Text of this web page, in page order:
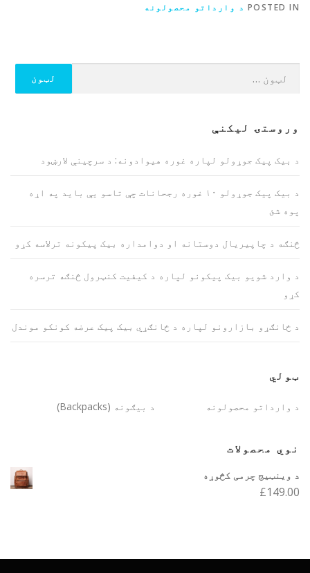
POSTED IN د وارداتو محصولونه
وروستۍ ليکنې
د بیک پیک جوړولو لپاره غوره هیوادونه: د سرچینې لارښود
د بیک پیک جوړولو ۱۰ غوره رجحانات چې تاسو یې باید په اړه
پوه شئ
څنګه د چاپیریال دوستانه او دوامداره بیک پیکونه ترلاسه کړو
د وارد شویو بیک پیکونو لپاره د کیفیت کنټرول څنګه ترسره
کړو
د ځانګړو بازارونو لپاره د ځانګړي بیک پیک عرضه کونکو موندل
ټولي
د بیګونه (Backpacks) د وارداتو محصولونه
نوي محصولات
د وینټیج چرمی کڅوړه
£149.00